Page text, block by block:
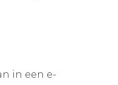
in een e-